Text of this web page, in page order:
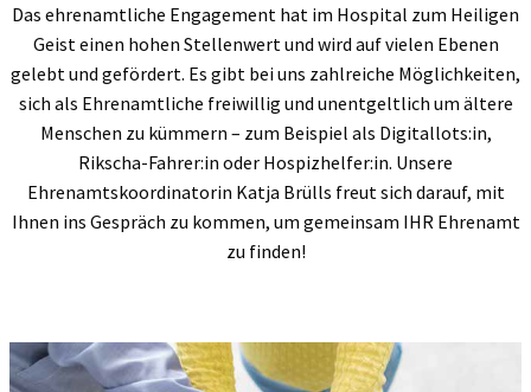
Das ehrenamtliche Engagement hat im Hospital zum Heiligen
Geist einen hohen Stellenwert und wird auf vielen Ebenen
gelebt und gefördert. Es gibt bei uns zahlreiche Möglichkeiten,
sich als Ehrenamtliche freiwillig und unentgeltlich um ältere
Menschen zu kümmern – zum Beispiel als Digitallots:in,
Rikscha-Fahrer:in oder Hospizhelfer:in. Unsere
Ehrenamtskoordinatorin Katja Brülls freut sich darauf, mit
Ihnen ins Gespräch zu kommen, um gemeinsam IHR Ehrenamt
zu finden!